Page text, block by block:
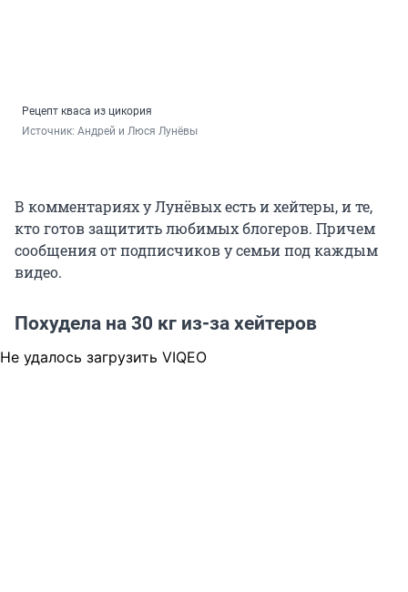
Рецепт кваса из цикория
Источник: Андрей и Люся Лунёвы
В комментариях у Лунёвых есть и хейтеры, и те,
кто готов защитить любимых блогеров. Причем
сообщения от подписчиков у семьи под каждым
видео.
Похудела на 30 кг из-за хейтеров
Не удалось загрузить VIQEO